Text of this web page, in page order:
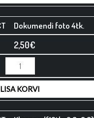
Dokumendi foto 4tk.
2,50€
LISA KORVI